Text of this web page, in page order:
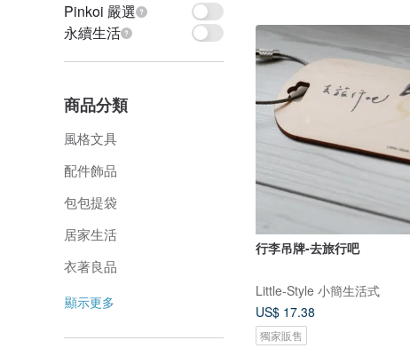
Pinkoi 嚴選
永續生活
商品分類
風格文具
配件飾品
包包提袋
居家生活
衣著良品
顯示更多
行李吊牌-去旅行吧
Little-Style 小簡生活式
US$ 17.38
獨家販售